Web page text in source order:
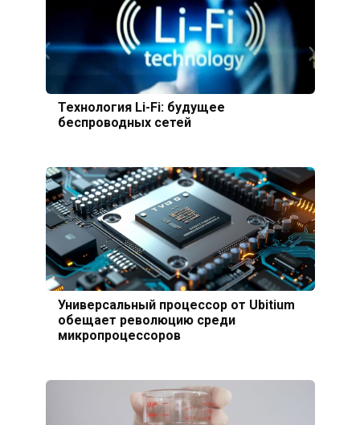
Технология Li-Fi: будущее
беспроводных сетей
Универсальный процессор от Ubitium
обещает революцию среди
микропроцессоров